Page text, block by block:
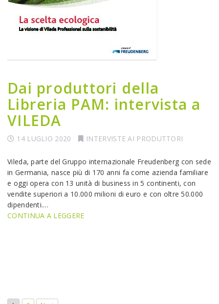
Dai produttori della
Libreria PAM: intervista a
VILEDA
14 LUGLIO 2020 INTERVISTE AI PRODUTTORI
Vileda, parte del Gruppo internazionale Freudenberg con sede
in Germania, nasce più di 170 anni fa come azienda familiare
e oggi opera con 13 unità di business in 5 continenti, con
vendite superiori a 10.000 milioni di euro e con oltre 50.000
dipendenti.…
CONTINUA A LEGGERE